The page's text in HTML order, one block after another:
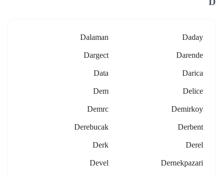
Daday
Dalaman
Darende
Dargect
Darica
Data
Delice
Dem
Demirkoy
Demrc
Derbent
Derebucak
Derel
Derk
Dernekpazari
Devel